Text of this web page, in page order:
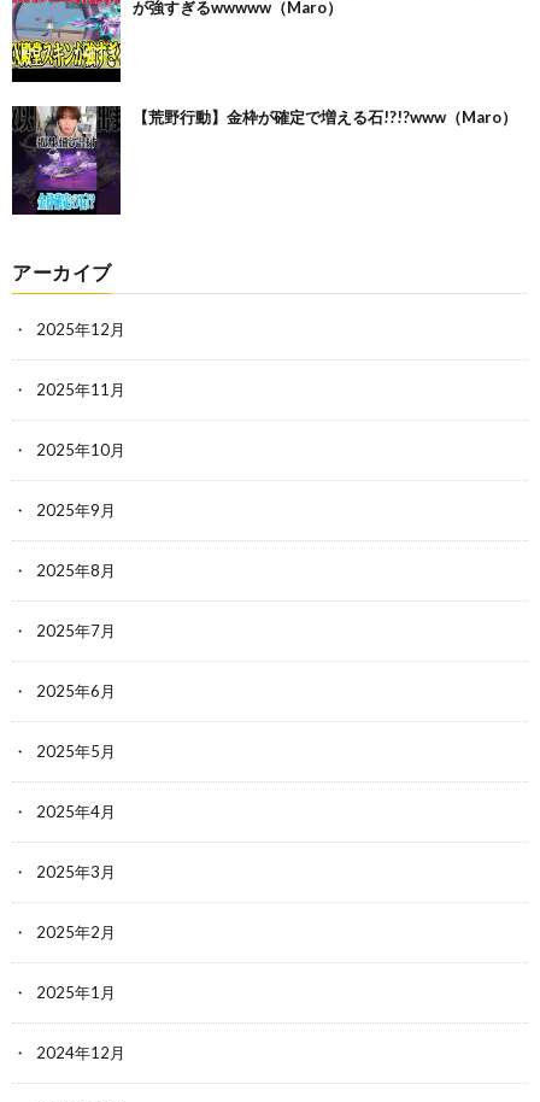
が強すぎるwwwww（Maro）
【荒野行動】金枠が確定で増える石!?!?www（Maro）
アーカイブ
2025年12月
2025年11月
2025年10月
2025年9月
2025年8月
2025年7月
2025年6月
2025年5月
2025年4月
2025年3月
2025年2月
2025年1月
2024年12月